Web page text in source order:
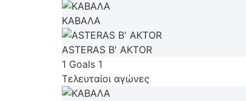
ΚΑΒΑΛΑ
ASTERAS B' AKTOR
1 Goals 1
Τελευταίοι αγώνες